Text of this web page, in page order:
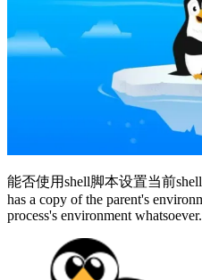
能否使用shell脚本设置当前
has a copy of the parent's
process's environment whatsoever.